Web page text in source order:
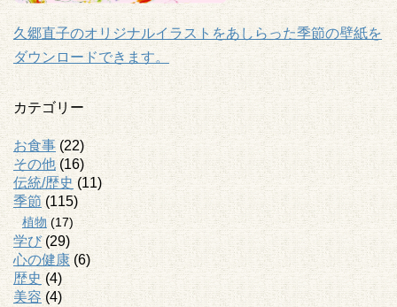
久郷直子のオリジナルイラストをあしらった季節の壁紙を
ダウンロードできます。
カテゴリー
お食事 (22)
その他(16)
伝統/歴史 (11)
季節(115)
植物(17)
学び(29)
心の健康 (6)
歴史(4)
美容(4)